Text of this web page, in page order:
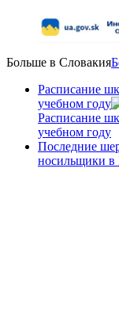
Больше в Словакия
Расписание
учебном году
Расписание
учебном году
Последние
носильщики в